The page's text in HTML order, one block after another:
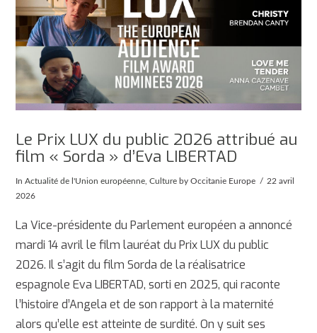
Le Prix LUX du public 2026 attribué au
film « Sorda » d’Eva LIBERTAD
InActualité de l'Union européenne ,Culture by Occitanie Europe
22 avril
2026
La Vice-présidente du Parlement européen a annoncé
mardi 14 avril le film lauréat du Prix LUX du public
2026. Il s’agit du film Sorda de la réalisatrice
espagnole Eva LIBERTAD, sorti en 2025, qui raconte
l’histoire d’Angela et de son rapport à la maternité
alors qu’elle est atteinte de surdité. On y suit ses